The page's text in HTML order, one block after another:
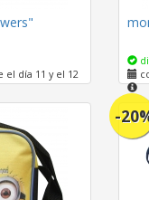
día 11 y el 12
-